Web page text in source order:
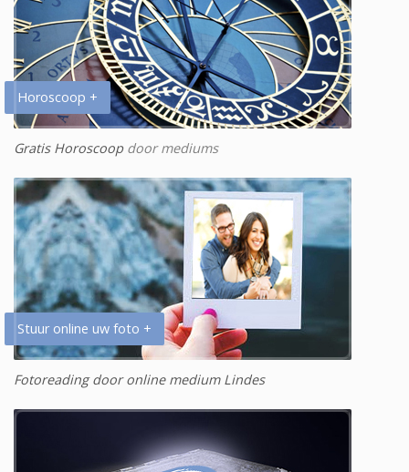
Horoscoop +
Gratis Horoscoopdoor mediums
Stuur online uw foto +
Fotoreading door online medium Lindes